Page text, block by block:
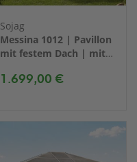
Sojag
Messina 1012 | Pavillon
mit festem Dach | mit
1.699,00 €